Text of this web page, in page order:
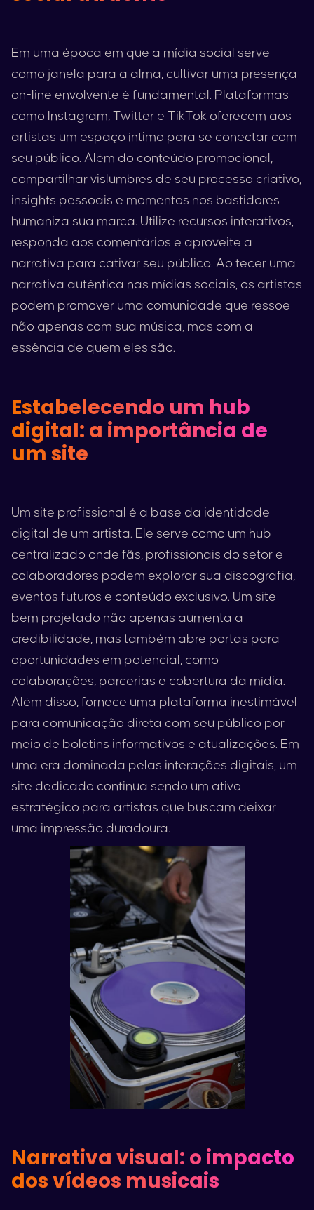
Em uma época em que a mídia social serve
como janela para a alma, cultivar uma presença
on-line envolvente é fundamental. Plataformas
como Instagram, Twitter e TikTok oferecem aos
artistas um espaço íntimo para se conectar com
seu público. Além do conteúdo promocional,
compartilhar vislumbres de seu processo criativo,
insights pessoais e momentos nos bastidores
humaniza sua marca. Utilize recursos interativos,
responda aos comentários e aproveite a
narrativa para cativar seu público. Ao tecer uma
narrativa autêntica nas mídias sociais, os artistas
podem promover uma comunidade que ressoe
não apenas com sua música, mas com a
essência de quem eles são.
Estabelecendo um hub
digital: a importância de
um site
Um site profissional é a base da identidade
digital de um artista. Ele serve como um hub
centralizado onde fãs, profissionais do setor e
colaboradores podem explorar sua discografia,
eventos futuros e conteúdo exclusivo. Um site
bem projetado não apenas aumenta a
credibilidade, mas também abre portas para
oportunidades em potencial, como
colaborações, parcerias e cobertura da mídia.
Além disso, fornece uma plataforma inestimável
para comunicação direta com seu público por
meio de boletins informativos e atualizações. Em
uma era dominada pelas interações digitais, um
site dedicado continua sendo um ativo
estratégico para artistas que buscam deixar
uma impressão duradoura.
Narrativa visual: o impacto
dos vídeos musicais